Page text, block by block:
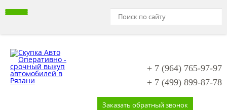
+ 7 (964) 765-97-97
+ 7 (499) 899-87-78
Заказать обратный звонок